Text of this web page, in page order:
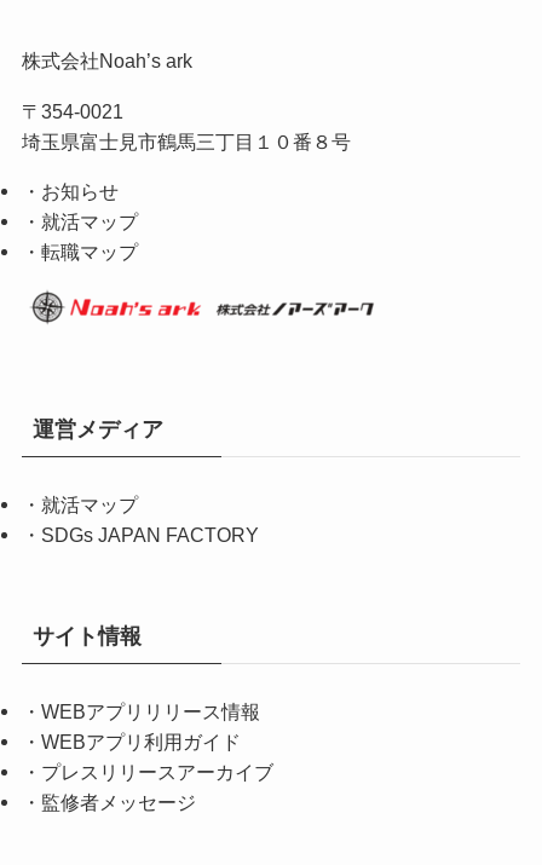
株式会社Noah’s ark
〒354-0021
埼玉県富士見市鶴馬三丁目１０番８号
・お知らせ
・就活マップ
・転職マップ
運営メディア
・ 就活マップ
・ SDGs JAPAN FACTORY
サイト情報
・ WEBアプリリリース情報
・ WEBアプリ利用ガイド
・ プレスリリースアーカイブ
・ 監修者メッセージ